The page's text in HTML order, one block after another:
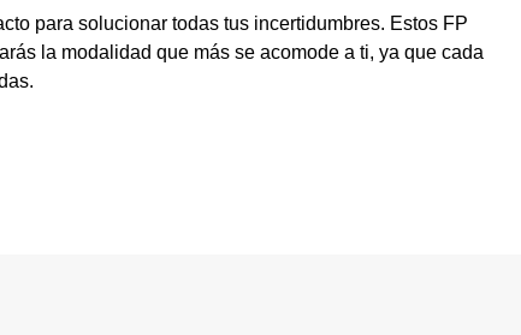
para solucionar todas tus incertidumbres. Estos FP
la modalidad que más se acomode a ti, ya que cada